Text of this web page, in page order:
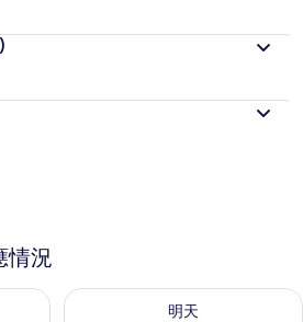
情況
供應情況
明天
查看明天 (8月 8 - 8月 9) 的供